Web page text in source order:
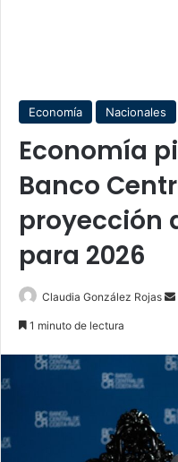
Economía Nacionales
Economía
Banco
proyección
para 2026
Claudia González Rojas
1 minuto de lectura